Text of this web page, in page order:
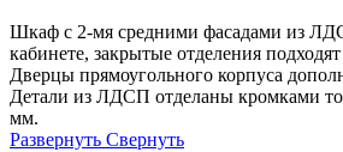
Шкаф с 2-мя средними фасадами из
кабинете, закрытые отделения
Дверцы прямоугольного корпуса
Детали из ЛДСП отделаны кромками
мм.
Развернуть Свернуть